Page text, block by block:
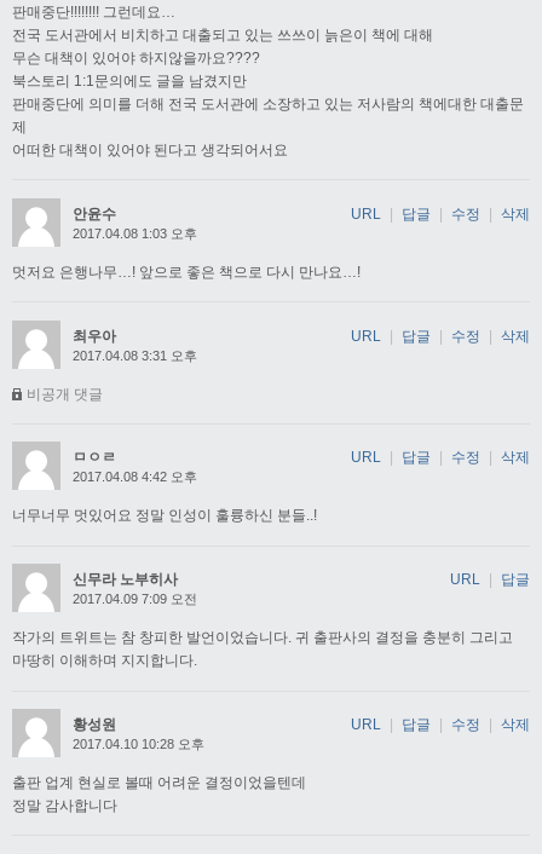
판매중단!!!!!!!! 그런데요…
전국 도서관에서 비치하고 대출되고 있는 쓰쓰이 늙은이 책에 대해
무슨 대책이 있어야 하지않을까요????
북스토리 1:1문의에도 글을 남겼지만
판매중단에 의미를 더해 전국 도서관에 소장하고 있는 저사람의 책에대한 대출문
제
어떠한 대책이 있어야 된다고 생각되어서요
안윤수
2017.04.08 1:03 오후
멋저요 은행나무…! 앞으로 좋은 책으로 다시 만나요…!
URL | 답글 | 수정 | 삭제
최우아
2017.04.08 3:31 오후
비공개 댓글
URL | 답글 | 수정 | 삭제
ㅁㅇㄹ
2017.04.08 4:42 오후
너무너무 멋있어요 정말 인성이 훌륭하신 분들..!
URL 답글 수정 삭제
신무라 노부히사
2017.04.09 7:09 오전
작가의 트위트는 참 창피한 발언이었습니다. 귀 출판사의 결정을 충분히 그리고
마땅히 이해하며 지지합니다.
URL 답글
황성원
2017.04.10 10:28 오후
출판 업계 현실로 볼때 어려운 결정이었을텐데
정말 감사합니다
URL 답글 수정 삭제